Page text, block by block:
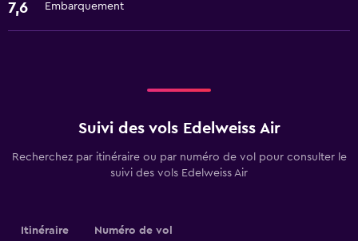
7,6 Embarquement
Suivi des vols Edelweiss Air
Recherchez par itinéraire ou par numéro de vol pour consulter le
suivi des vols Edelweiss Air
Itinéraire Numéro de vol